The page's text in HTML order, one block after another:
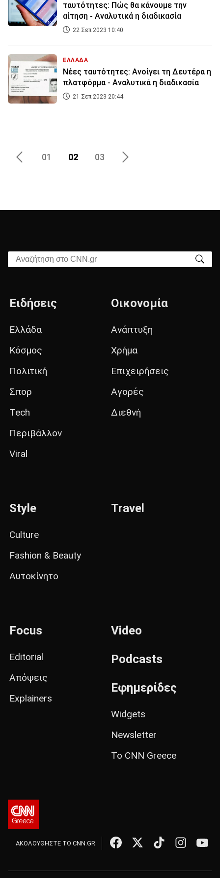
ταυτότητες: Πώς θα κάνουμε την
αίτηση - Αναλυτικά η διαδικασία
22 Σεπ 2023 10:40
ΕΛΛΑΔΑ
Νέες ταυτότητες: Ανοίγει τη Δευτέρα η
πλατφόρμα - Αναλυτικά η διαδικασία
21 Σεπ 2023 20:44
02 03
Αναζήτηση στο CNN.gr
Ειδήσεις
Ελλάδα
Κόσμος
Πολιτική
Σπορ
Tech
Περιβάλλον
Viral
Οικονομία
Ανάπτυξη
Χρήμα
Επιχειρήσεις
Αγορές
Διεθνή
Style
Culture
Fashion & Beauty
Αυτοκίνητο
Travel
Focus
Editorial
Απόψεις
Explainers
Video
Podcasts
Εφημερίδες
Widgets
Newsletter
Το CNN Greece
ΑΚΟΛΟΥΘΗΣΤΕ ΤΟ CNN.GR